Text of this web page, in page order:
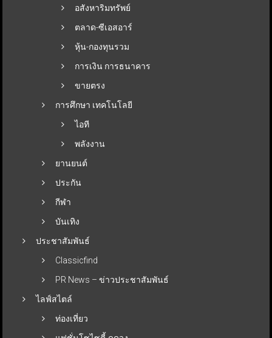
อสังหาริมทรัพย์
ตลาด-ซีเอสอาร์
หุ้น-กองทุนรวม
การเงิน การธนาคาร
ขายตรง
การศึกษา เทคโนโลยี
ไอที
พลังงาน
ยานยนต์
ประกัน
กีฬา
บันเทิง
ประชาสัมพันธ์
Classicfind
PR News – ข่าวประชาสัมพันธ์
ไลฟ์สไตล์
ท่องเที่ยว